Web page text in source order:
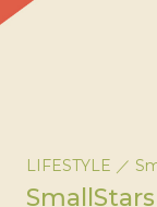
LIFESTYLE ／